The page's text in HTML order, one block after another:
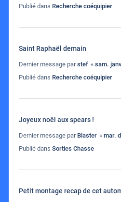
Publié dans Recherche coéquipier
Saint Raphaël demain
Dernier message parstef « sam.
Publié dans Recherche coéquipier
Joyeux noël aux spears !
Dernier message par Blaster « mar.
Publié dans Sorties Chasse
Petit montage recap de cet